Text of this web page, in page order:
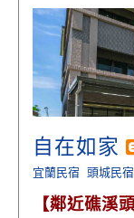
自在如家
宜蘭民宿 頭城民宿
【鄰近礁溪